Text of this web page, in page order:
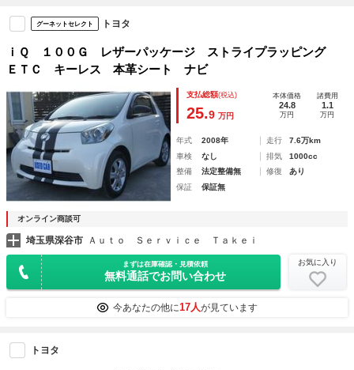
グーネットセレクト トヨタ
ｉＱ １００Ｇ レザーパッケージ ストライプラッピング
ＥＴＣ キーレス 本革シート ナビ
支払総額(税込)
25.9 万円
本体価格
24.8
万円
諸費用
1.1
万円
年式 2008年 走行
7.6万km
車検
なし 排気
1000cc
整備
法定整備無 修復
あり
保証
保証無
オンライン商談可
埼玉県深谷市 Ａｕｔｏ Ｓｅｒｖｉｃｅ Ｔａｋｅｉ
まずは在庫確認・見積依頼
無料通話でお問い合わせ
お気に入り
今あなたの他に17人が見ています
トヨタ